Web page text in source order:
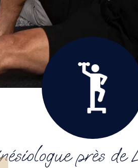
près